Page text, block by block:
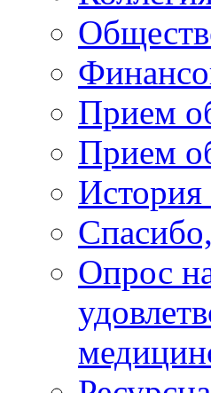
Прием
Прием
История
Опрос